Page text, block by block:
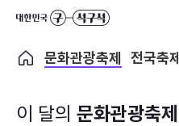
문화관광축제 전국축제
이 달의 문화관광축제